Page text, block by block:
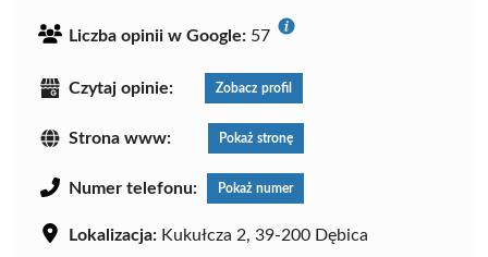
Liczba opinii w Google: 57
Czytaj opinie: Zobacz profil
Strona www: Pokaż stronę
Numer telefonu: Pokaż numer
Lokalizacja: Kukułcza 2, 39-200 Dębica